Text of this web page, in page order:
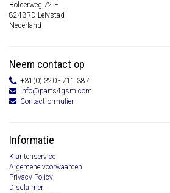
Bolderweg 72 F
8243RD Lelystad
Nederland
Neem contact op
+31(0) 320 - 711 387
info@parts4gsm.com
Contactformulier
Informatie
Klantenservice
Algemene voorwaarden
Privacy Policy
Disclaimer